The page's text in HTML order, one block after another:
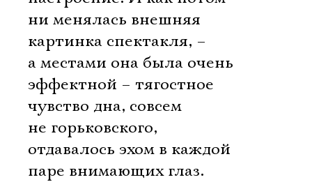
ни менялась внешняя
картинка спектакля, –
а местами она была очень
эффектной – тягостное
чувство дна, совсем
не горьковского,
отдавалось эхом в каждой
паре внимающих глаз.